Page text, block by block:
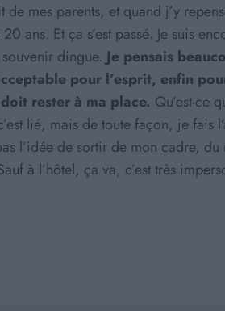
de mes parents, et quand j’y
ans. Et ça s’est passé. Je suis
dingue. Je pensais
pour l’esprit, enfin
rester à ma place. Qu’est-ce
lié, mais de toute façon, je fais
l’idée de sortir de mon cadre,
à l’hôtel, ça va, c’est très